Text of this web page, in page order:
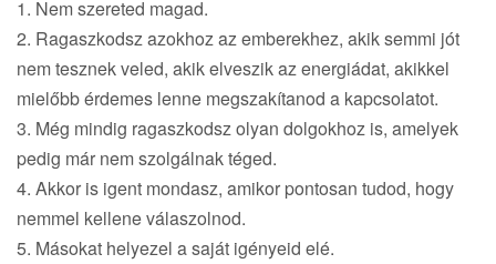
1. Nem szereted magad.
2. Ragaszkodsz azokhoz az emberekhez, akik semmi jót
nem tesznek veled, akik elveszik az energiádat, akikkel
mielőbb érdemes lenne megszakítanod a kapcsolatot.
3. Még mindig ragaszkodsz olyan dolgokhoz is, amelyek
pedig már nem szolgálnak téged.
4. Akkor is igent mondasz, amikor pontosan tudod, hogy
nemmel kellene válaszolnod.
5. Másokat helyezel a saját igényeid elé.